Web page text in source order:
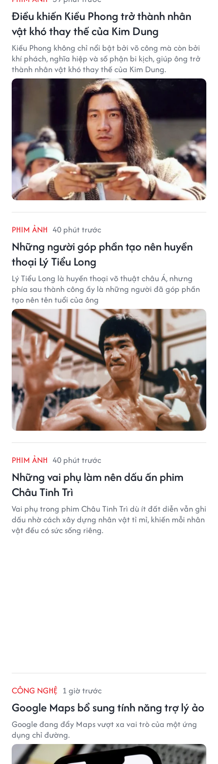
Điều khiến Kiều Phong trở thành nhân
vật khó thay thế của Kim Dung
Kiều Phong không chỉ nổi bật bởi võ công mà còn bởi
khí phách, nghĩa hiệp và số phận bi kịch, giúp ông trở
thành nhân vật khó thay thế của Kim Dung.
PHIM ẢNH 40 phút trước
Những người góp phần tạo nên huyền
thoại Lý Tiểu Long
Lý Tiểu Long là huyền thoại võ thuật châu Á, nhưng
phía sau thành công ấy là những người đã góp phần
tạo nên tên tuổi của ông
PHIM ẢNH 40 phút trước
Những vai phụ làm nên dấu ấn phim
Châu Tinh Trì
Vai phụ trong phim Châu Tinh Trì dù ít đất diễn vẫn ghi
dấu nhờ cách xây dựng nhân vật tỉ mỉ, khiến mỗi nhân
vật đều có sức sống riêng.
CÔNG NGHỆ 1 giờ trước
Google Maps bổ sung tính năng trợ lý ảo
Google đang đẩy Maps vượt xa vai trò của một ứng
dụng chỉ đường.